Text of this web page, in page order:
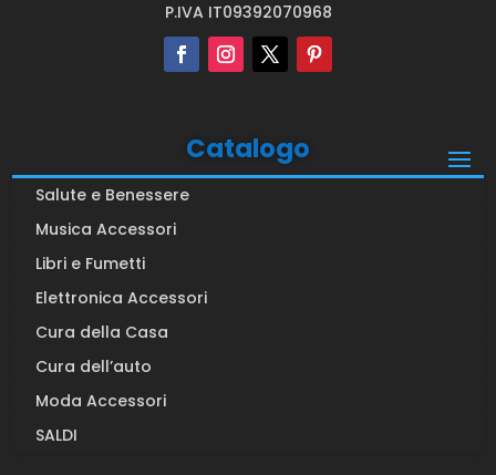
P.IVA IT09392070968
Catalogo
Salute e Benessere
Musica Accessori
Libri e Fumetti
Elettronica Accessori
Cura della Casa
Cura dell’auto
Moda Accessori
SALDI